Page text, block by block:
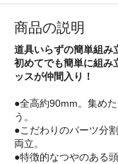
商品の説明
道具いらずの簡単組み
初めてでも簡単に組み
ッスが仲間入り！
●全高約90mm。集め
う。
●こだわりのパーツ分
両立。
●特徴的なつやのある